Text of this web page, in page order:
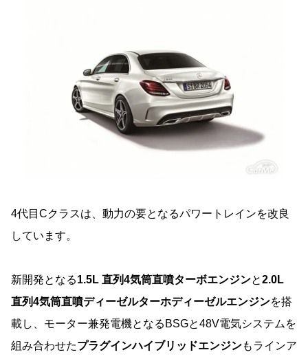
4代目Cクラスは、動力の要となるパワートレインを改良
しています。
新開発となる1.5L 直列4気筒直噴ターボエンジンと2.0L
直列4気筒直噴ディーゼルターホディーゼルエンジンを搭
載し、モーター兼発電機となるBSGと48V電気システムを
組み合わせたプラグインハイブリッドエンジンもラインア